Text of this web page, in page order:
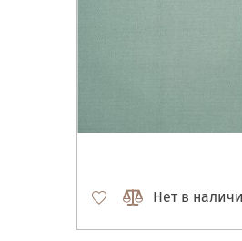
Нет в